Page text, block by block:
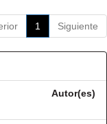
1 Siguiente
Autor(es)